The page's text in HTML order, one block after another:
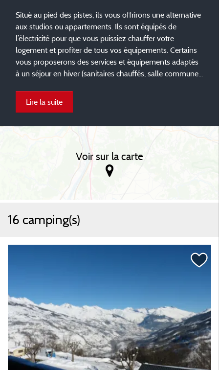
Situé au pied des pistes, ils vous offrirons une alternative
aux studios ou appartements. Ils sont équipés de
l’électricité pour que vous puissiez chauffer votre
logement et profiter de tous vos équipements. Certains
vous proposerons des services et équipements adaptés
à un séjour en hiver (sanitaires chauffés, salle commune...
Lire la suite
16 camping(s)
Voir sur la carte